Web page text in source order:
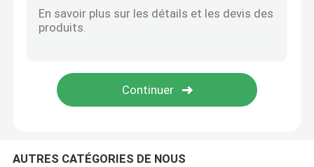
Contrôle de qualité
Nouvelles
Cas
AUTRES CATÉGORIES DE NOUS